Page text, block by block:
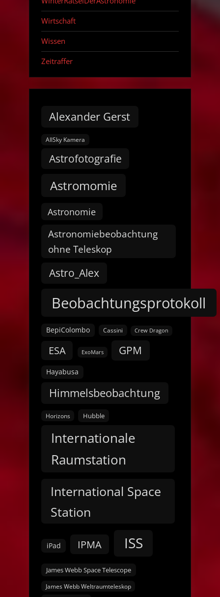
Wirtschaft
Wissen
Zeitraffer
Alexander Gerst
AllSky Kamera
Astrofotografie
Astromomie
Astronomie
Astronomiebeobachtung
ohne Teleskop
Astro_Alex
Beobachtungsprotokoll
BepiColombo Cassini Crew Dragon
ESA ExoMars GPM
Hayabusa
Himmelsbeobachtung
Horizons Hubble
Internationale
Raumstation
International Space
Station
iPad IPMA ISS
James Webb Space Telescope
James Webb Weltraumteleskop